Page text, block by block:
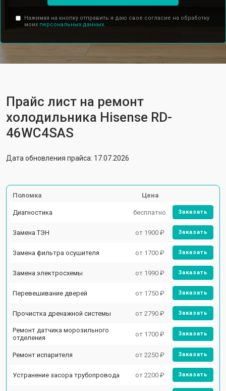
Нажимая на кнопку отправить я даю свое согласие на обработку
моих персональных данных.
Прайс лист на ремонт
холодильника Hisense RD-
46WC4SAS
Дата обновления прайса: 17.07.2026
Поломка Цена
Диагностика бесплатно Заказать
Замена ТЭН от 1900 ₽ Заказать
Замена фильтра осушителя от 1700 ₽ Заказать
Замена электросхемы от 1990 ₽ Заказать
Перевешивание дверей от 1750 ₽ Заказать
Прочистка дренажной системы от 2790 ₽ Заказать
Ремонт датчика морозильного
отделения
от 1700 ₽ Заказать
Ремонт испарителя от 2250 ₽ Заказать
Устранение засора трубопровода от 2200 ₽ Заказать